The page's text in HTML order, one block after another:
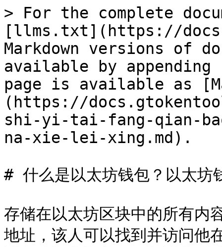
> For the complete
[llms.txt](https://
Markdown versions of
available by
page is available as
(https://
shi-yi-tai-fang-qian-
na-xie-lei-xing.md).
# 什么是以太坊钱包？以太坊
存储在以太坊区块中的所有内
地址，该人可以找到并访问他